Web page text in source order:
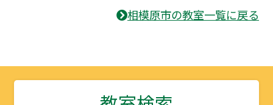
相模原市の教室一覧に戻る